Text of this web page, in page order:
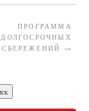
ПРОГРАММА
ДОЛГОСРОЧНЫХ
СБЕРЕЖЕНИЙ →